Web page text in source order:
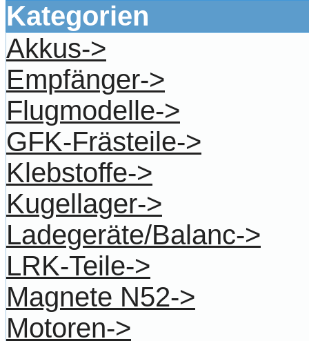
Kategorien
Akkus->
Empfänger->
Flugmodelle->
GFK-Frästeile->
Klebstoffe->
Kugellager->
Ladegeräte/Balanc->
LRK-Teile->
Magnete N52->
Motoren->